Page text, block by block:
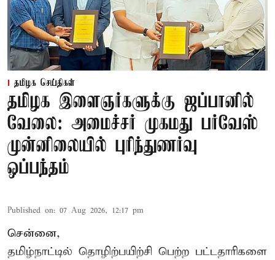
தமிழக செய்திகள்
தமிழக இளைஞர்களுக்கு ஜப்பானில்
வேலை: அமைச்சர் முகமது பர்வேஸ்
முன்னிலையில் புரிந்துணர்வு
ஒப்பந்தம்
Published on: 07 Aug 2026, 12:17 pm
சென்னை,
தமிழ்நாட்டில் தொழிற்பயிற்சி பெற்ற பட்டதாரிகளை